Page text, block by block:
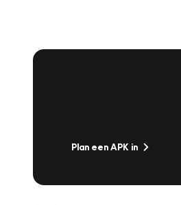
Plan een APK in